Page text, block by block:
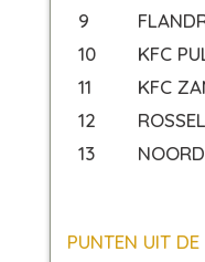
9
10
KFC
11
KFC
12
13
PUNTEN UIT